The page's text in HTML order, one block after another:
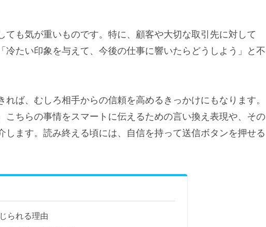
ても気が重いものです。特に、顧客や大切な取引先に対して
冷たい印象を与えて、今後の仕事に響いたらどうしよう」と不
れば、むしろ相手からの信頼を高めるきっかけにもなります。
こちらの事情をスマートに伝えるための言い換え表現や、その
します。読み終える頃には、自信を持って送信ボタンを押せる
られる理由